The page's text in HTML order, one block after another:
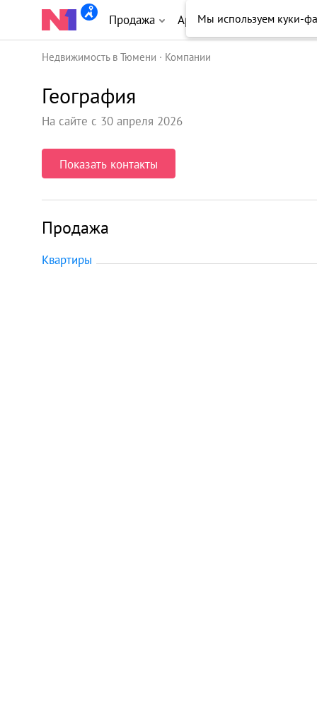
Продажа Аренда Новостройки
Недвижимость в Тюмени Компании
География
На сайте с 30 апреля 2026
Показать контакты
Продажа
Квартиры
Мы используем куки-